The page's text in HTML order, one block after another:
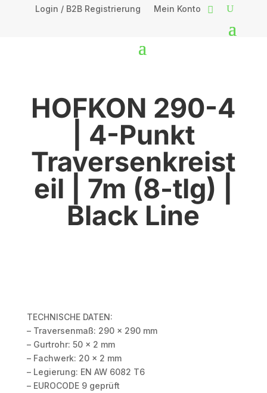
Login / B2B Registrierung Mein Konto
HOFKON 290-4
| 4-Punkt
Traversenkreist
eil | 7m (8-tlg) |
Black Line
TECHNISCHE DATEN:
– Traversenmaß: 290 x 290 mm
– Gurtrohr: 50 x 2 mm
– Fachwerk: 20 x 2 mm
– Legierung: EN AW 6082 T6
– EUROCODE 9 geprüft